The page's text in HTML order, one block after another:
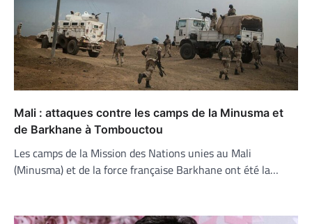
Mali : attaques contre les camps de la Minusma et
de Barkhane à Tombouctou
Les camps de la Mission des Nations unies au Mali
(Minusma) et de la force française Barkhane ont été la…